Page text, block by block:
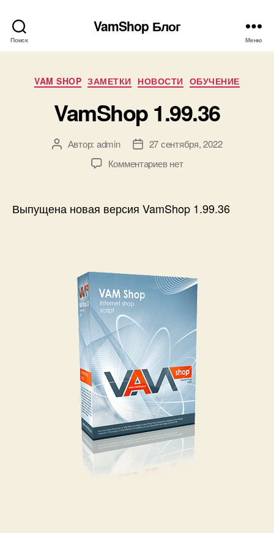
Поиск
VamShop Блог
Меню
Рубрики
VAM SHOP ЗАМЕТКИ НОВОСТИ ОБУЧЕНИЕ
VamShop 1.99.36
АвторАвтор: admin
Дата27 сентября, 2022
Комментариевк
1.99.36
нет
Выпущена новая версия VamShop 1.99.36